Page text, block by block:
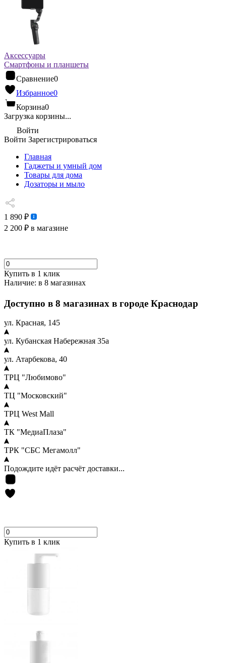
Аксессуары
Смартфоны и планшеты
Сравнение0
Избранное0
Корзина0
Загрузка корзины...
Войти
Войти Зарегистрироваться
Главная
Гаджеты и умный дом
Товары для дома
Дозаторы и мыло
1 890 ₽
2 200 ₽ в магазине
Купить в 1 клик
Наличие: в 8 магазинах
Доступно в 8 магазинах в городе Краснодар
ул. Красная, 145
ул. Кубанская Набережная 35а
ул. Атарбекова, 40
ТРЦ "Любимово"
ТЦ "Московский"
ТРЦ West Mall
ТК "МедиаПлаза"
ТРК "СБС Мегамолл"
Подождите идёт расчёт доставки...
Купить в 1 клик